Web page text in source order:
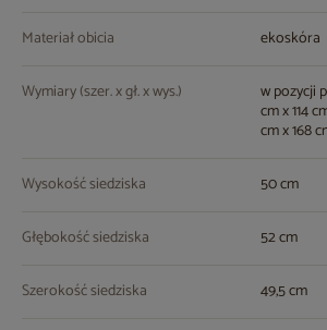
Materiał obicia ekoskóra
Wymiary (szer. x gł. x wys.) w pozycji
cm x 114
cm x 168
Wysokość siedziska 50 cm
Głębokość siedziska 52 cm
Szerokość siedziska 49,5 cm